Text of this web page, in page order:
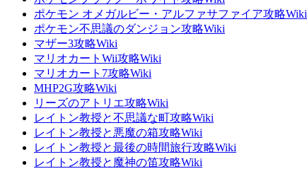
ポケモン オメガルビー・アルファサファイア攻略Wiki
ポケモン不思議のダンジョン攻略Wiki
マザー3攻略Wiki
マリオカートWii攻略Wiki
マリオカート7攻略Wiki
MHP2G攻略Wiki
リーズのアトリエ攻略Wiki
レイトン教授と不思議な町攻略Wiki
レイトン教授と悪魔の箱攻略Wiki
レイトン教授と最後の時間旅行攻略Wiki
レイトン教授と魔神の笛攻略Wiki